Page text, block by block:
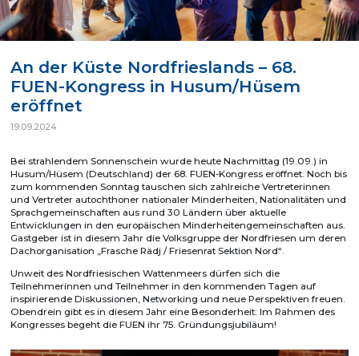
An der Küste Nordfrieslands – 68.
FUEN-Kongress in Husum/Hüsem
eröffnet
19.09.2024
Bei strahlendem Sonnenschein wurde heute Nachmittag (19.09.) in
Husum/Hüsem (Deutschland) der 68. FUEN-Kongress eröffnet. Noch bis
zum kommenden Sonntag tauschen sich zahlreiche Vertreterinnen
und Vertreter autochthoner nationaler Minderheiten, Nationalitäten und
Sprachgemeinschaften aus rund 30 Ländern über aktuelle
Entwicklungen in den europäischen Minderheitengemeinschaften aus.
Gastgeber ist in diesem Jahr die Volksgruppe der Nordfriesen um deren
Dachorganisation „Frasche Rädj / Friesenrat Sektion Nord“.
Unweit des Nordfriesischen Wattenmeers dürfen sich die
Teilnehmerinnen und Teilnehmer in den kommenden Tagen auf
inspirierende Diskussionen, Networking und neue Perspektiven freuen.
Obendrein gibt es in diesem Jahr eine Besonderheit: Im Rahmen des
Kongresses begeht die FUEN ihr 75. Gründungsjubiläum!